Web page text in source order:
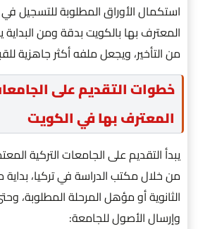
استكمال الأوراق المطلوبة للتسجيل في
المعترف بها بالكويت بدقة ومن البداية
من التأخير، ويجعل ملفه أكثر جاهزية
خطوات التقديم على
المعترف بها في الكويت
يبدأ التقديم على الجامعات التركية
من خلال مكتب الدراسة في تركيا،
الثانوية أو مؤهل المرحلة المطلوبة،
وإرسال الأصول للجامعة: